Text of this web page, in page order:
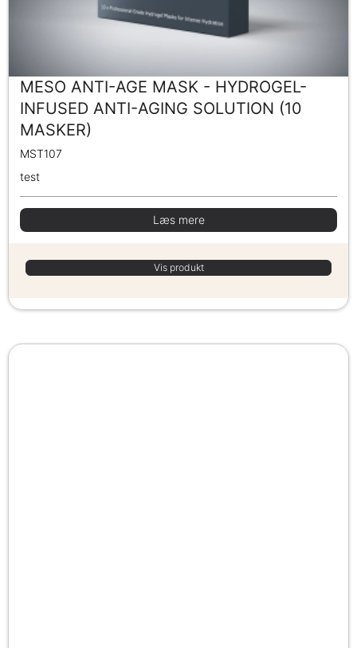
MESO ANTI-AGE MASK - HYDROGEL-
INFUSED ANTI-AGING SOLUTION (10
MASKER)
MST107
test
Læs mere
Vis produkt